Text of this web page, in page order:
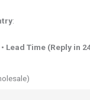
:
Lead Time (Reply in